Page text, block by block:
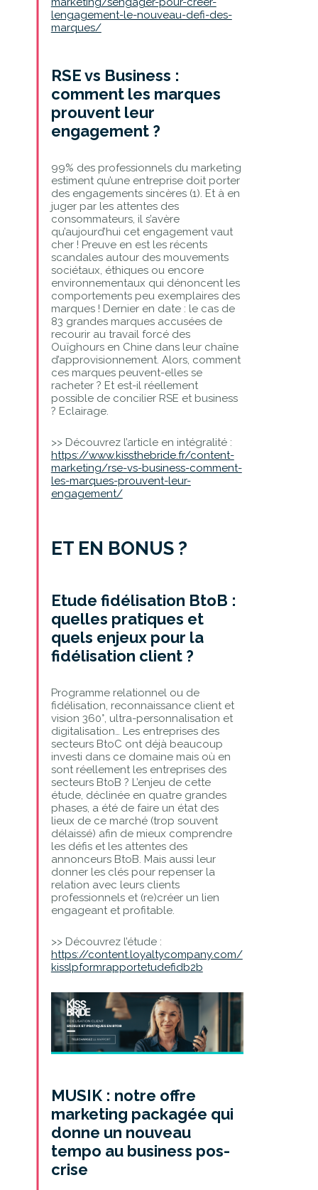
lengagement-le-nouveau-defi-des-
marques/
RSE vs Business :
comment les marques
prouvent leur
engagement ?
99% des professionnels du marketing
estiment qu’une entreprise doit porter
des engagements sincères (1). Et à en
juger par les attentes des
consommateurs, il s’avère
qu’aujourd’hui cet engagement vaut
cher ! Preuve en est les récents
scandales autour des mouvements
sociétaux, éthiques ou encore
environnementaux qui dénoncent les
comportements peu exemplaires des
marques ! Dernier en date : le cas de
83 grandes marques accusées de
recourir au travail forcé des
Ouïghours en Chine dans leur chaîne
d’approvisionnement. Alors, comment
ces marques peuvent-elles se
racheter ? Et est-il réellement
possible de concilier RSE et business
? Eclairage.
>> Découvrez l’article en intégralité :
https://www.kissthebride.fr/content-
marketing/rse-vs-business-comment-
les-marques-prouvent-leur-
engagement/
ET EN BONUS ?
Etude fidélisation BtoB :
quelles pratiques et
quels enjeux pour la
fidélisation client ?
Programme relationnel ou de
fidélisation, reconnaissance client et
vision 360°, ultra-personnalisation et
digitalisation… Les entreprises des
secteurs BtoC ont déjà beaucoup
investi dans ce domaine mais où en
sont réellement les entreprises des
secteurs BtoB ? L’enjeu de cette
étude, déclinée en quatre grandes
phases, a été de faire un état des
lieux de ce marché (trop souvent
délaissé) afin de mieux comprendre
les défis et les attentes des
annonceurs BtoB. Mais aussi leur
donner les clés pour repenser la
relation avec leurs clients
professionnels et (re)créer un lien
engageant et profitable.
>> Découvrez l’étude :
https://content.loyaltycompany.com/
kisslpformrapportetudefidb2b
MUSIK : notre offre
marketing packagée qui
donne un nouveau
tempo au business pos-
crise